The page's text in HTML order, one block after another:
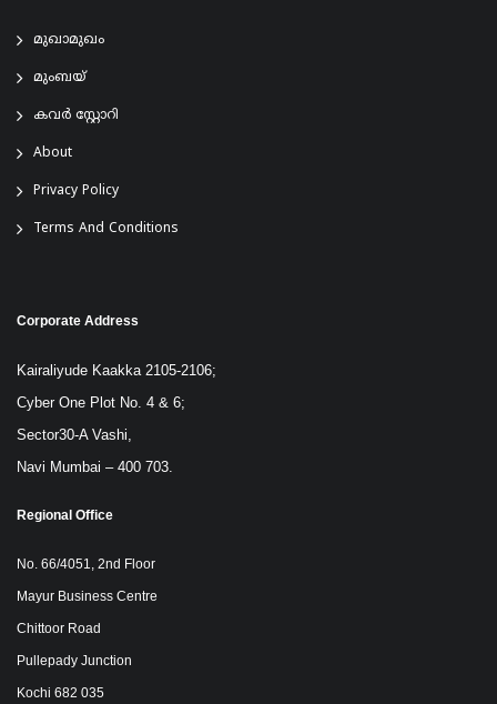
മുഖാമുഖം
മുംബയ്
കവർ സ്റ്റോറി
About
Privacy Policy
Terms And Conditions
Corporate Address
Kairaliyude Kaakka 2105-2106;
Cyber One Plot No. 4 & 6;
Sector30-A Vashi,
Navi Mumbai – 400 703.
Regional Office
No. 66/4051, 2nd Floor
Mayur Business Centre
Chittoor Road
Pullepady Junction
Kochi 682 035